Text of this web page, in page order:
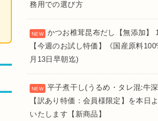
務用での選び方
かつお椎茸昆布だし【無添加】
【今週のお試し特価】《国産原料
月13日早朝迄)
平子煮干し(うるめ・タレ混:牛
【訳あり特価：会員様限定】を本日
いたします【新商品】